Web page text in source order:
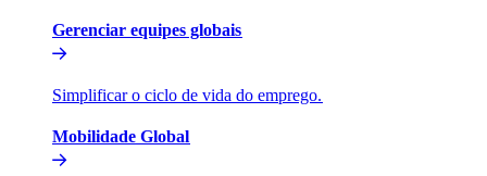
Gerenciar equipes globais​​
Simplificar o ciclo de vida do emprego.​​
Mobilidade Global​​